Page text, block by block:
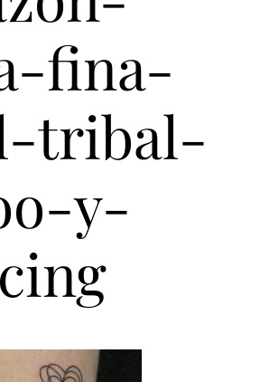
fina-
tribal-
y-